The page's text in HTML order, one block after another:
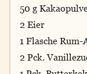
50 g
2 Eier
1 Flasche Rum-
2 Pck.